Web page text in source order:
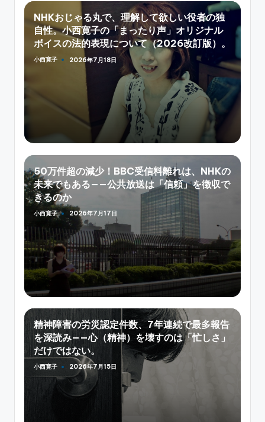
NHKおじゃる丸で、理解して欲しい役者の独
自性。小西寛子の「まったり声」オリジナル
ボイスの法的表現について（2026改訂版）。
Posted
小西寛子 2026年7月18日
50万件超の減少！BBC受信料離れは、NHKの
未来でもある——公共放送は「信頼」を徴収で
きるのか
Posted
小西寛子 2026年7月17日
精神障害の労災認定件数、7年連続で最多報告
を深読み——心（精神）を壊すのは「忙しさ」
だけではない。
Posted
by
小西寛子 2026年7月15日